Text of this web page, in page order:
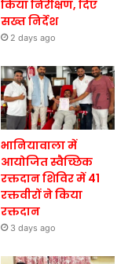
किया निरीक्षण, दिए
सख्त निर्देश
2 days ago
भानियावाला में
आयोजित स्वैच्छिक
रक्तदान शिविर में 41
रक्तवीरों ने किया
रक्तदान
3 days ago